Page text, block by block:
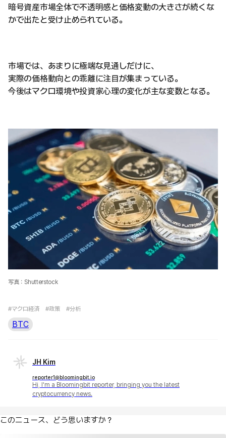
暗号資産市場全体で不透明感と価格変動の大きさが続くな
かで出たと受け止められている。
市場では、あまりに極端な見通しだけに、
実際の価格動向との乖離に注目が集まっている。
今後はマクロ環境や投資家心理の変化が主な変数となる。
写真：Shutterstock
#マクロ経済 #政策 #分析
BTC
JH Kim
reporter1@bloomingbit.io
Hi, I'm a Bloomingbit reporter, bringing you the latest
cryptocurrency news.
このニュース、どう思いますか？